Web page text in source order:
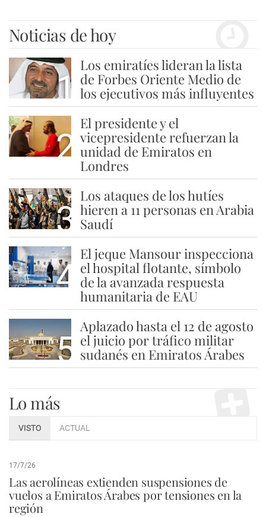
Noticias de hoy
1
Los emiratíes lideran la lista
de Forbes Oriente Medio de
los ejecutivos más influyentes
2
El presidente y el
vicepresidente refuerzan la
unidad de Emiratos en
Londres
3
Los ataques de los hutíes
hieren a 11 personas en Arabia
Saudí
4
El jeque Mansour inspecciona
el hospital flotante, símbolo
de la avanzada respuesta
humanitaria de EAU
5
Aplazado hasta el 12 de agosto
el juicio por tráfico militar
sudanés en Emiratos Árabes
Lo más
VISTO ACTUAL
17/7/26
Las aerolíneas extienden suspensiones de
vuelos a Emiratos Árabes por tensiones en la
región